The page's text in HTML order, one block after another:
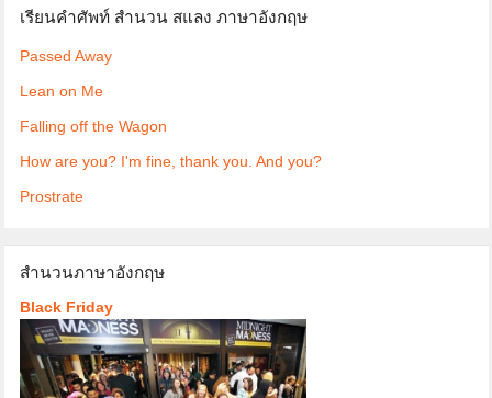
เรียนคำศัพท์ สำนวน สแลง ภาษาอังกฤษ
Passed Away
Lean on Me
Falling off the Wagon
How are you? I'm fine, thank you. And you?
Prostrate
สำนวนภาษาอังกฤษ
Black Friday